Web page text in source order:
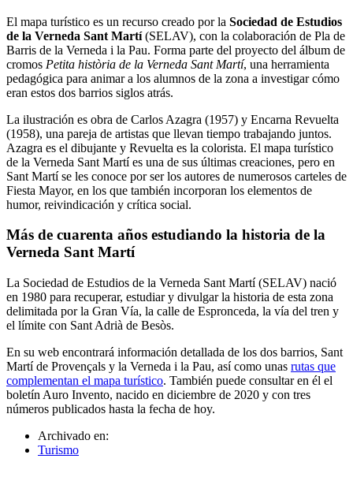
El mapa turístico es un recurso creado por la Sociedad de Estudios
de la Verneda Sant Martí(SELAV), con la colaboración de Pla de
Barris de la Verneda i la Pau. Forma parte del proyecto del álbum de
cromos Petita història de la Verneda Sant Martí, una herramienta
pedagógica para animar a los alumnos de la zona a investigar cómo
eran estos dos barrios siglos atrás.
La ilustración es obra de Carlos Azagra (1957) y Encarna Revuelta
(1958), una pareja de artistas que llevan tiempo trabajando juntos.
Azagra es el dibujante y Revuelta es la colorista. El mapa turístico
de la Verneda Sant Martí es una de sus últimas creaciones, pero en
Sant Martí se les conoce por ser los autores de numerosos carteles de
Fiesta Mayor, en los que también incorporan los elementos de
humor, reivindicación y crítica social.
Más de cuarenta años estudiando la historia de la
Verneda Sant Martí
La Sociedad de Estudios de la Verneda Sant Martí (SELAV) nació
en 1980 para recuperar, estudiar y divulgar la historia de esta zona
delimitada por la Gran Vía, la calle de Espronceda, la vía del tren y
el límite con Sant Adrià de Besòs.
En su web encontrará información detallada de los dos barrios, Sant
Martí de Provençals y la Verneda i la Pau, así como unas rutas que
complementan el mapa turístico. También puede consultar en él el
boletín Auro Invento, nacido en diciembre de 2020 y con tres
números publicados hasta la fecha de hoy.
Archivado en:
Turismo